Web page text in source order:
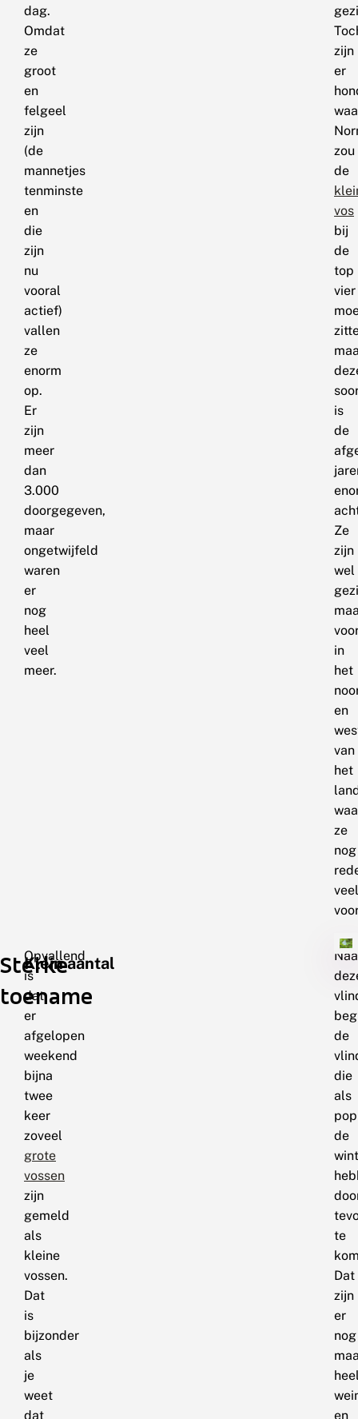
dag.
Omdat
ze
groot
en
felgeel
zijn
(de
mannetjes
tenminste
en
die
zijn
nu
vooral
actief)
vallen
ze
enorm
op.
Er
zijn
meer
dan
3.000
doorgegeven,
maar
ongetwijfeld
waren
er
nog
heel
veel
meer.
zijn
er
zou
de
vos
bij
de
top
vier
is
de
Ze
zijn
wel
in
het
en
van
het
ze
nog
veel
Sterke
toename
Opvallend
is
dat
er
afgelopen
weekend
bijna
twee
keer
zoveel
grote
vossen
zijn
gemeld
als
kleine
vossen.
Dat
is
bijzonder
als
je
weet
dat
Klein aantal
de
die
als
pop
de
te
Dat
zijn
er
nog
en